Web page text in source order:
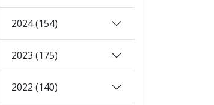
2024 (154)
2023 (175)
2022 (140)